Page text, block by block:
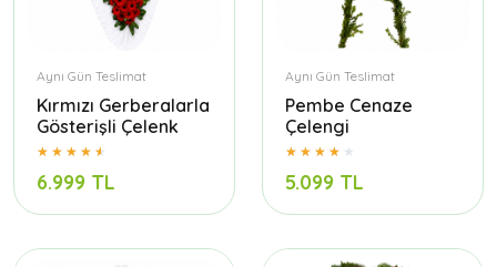
Aynı Gün Teslimat
Kırmızı Gerberalarla
Gösterişli Çelenk
6.999 TL
Aynı Gün Teslimat
Pembe Cenaze
Çelengi
5.099 TL